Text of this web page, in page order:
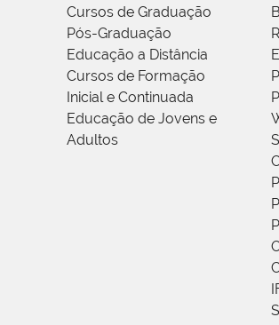
Cursos de Graduação
Pós-Graduação
Educação a Distância
Cursos de Formação
Inicial e Continuada
Educação de Jovens e
Adultos